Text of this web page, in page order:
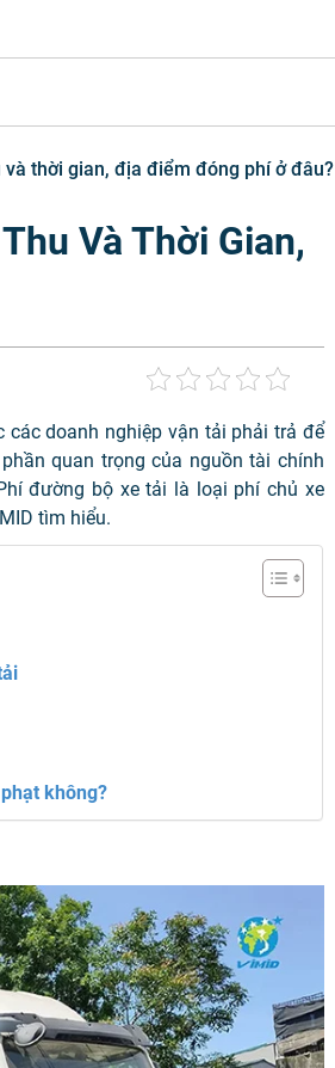
thời gian, địa điểm đóng phí ở đâu?
Và Thời Gian,
doanh nghiệp vận tải phải trả để
quan trọng của nguồn tài chính
đường bộ xe tải là loại phí chủ xe
tìm hiểu.
không?